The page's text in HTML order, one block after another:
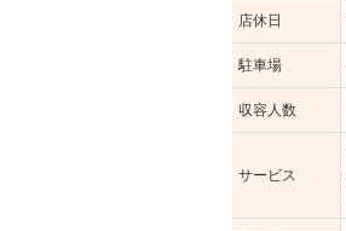
店休日
駐車場
収容人数
サービス